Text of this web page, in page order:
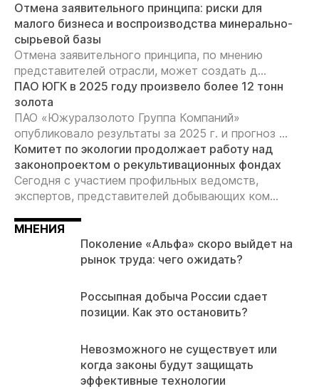
Отмена заявительного принципа: риски для
малого бизнеса и воспроизводства минерально-
сырьевой базы
Отмена заявительного принципа, по мнению
представителей отрасли, может создать д...
ПАО ЮГК в 2025 году произвело более 12 тонн
золота
ПАО «Южуралзолото Группа Компаний»
опубликовало результаты за 2025 г. и прогноз ...
Комитет по экологии продолжает работу над
законопроектом о рекультивационных фондах
Сегодня с участием профильных ведомств,
экспертов, представителей добывающих ком...
МНЕНИЯ
Поколение «Альфа» скоро выйдет на
рынок труда: чего ожидать?
Россыпная добыча России сдает
позиции. Как это остановить?
Невозможного не существует или
когда законы будут защищать
эффективные технологии